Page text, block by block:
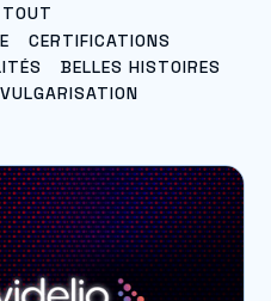
CERTIFICATIONS
BELLES HISTOIRES